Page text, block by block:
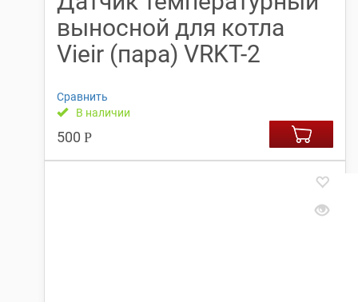
выносной для котла
Vieir (пара) VRKT-2
Сравнить
В наличии
500 Р